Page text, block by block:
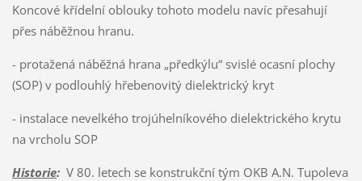
Koncové křídelní oblouky tohoto modelu navíc přesahují
přes náběžnou hranu.
- protažená náběžná hrana „předkýlu“ svislé ocasní plochy
(SOP) v podlouhlý hřebenovitý dielektrický kryt
- instalace nevelkého trojúhelníkového dielektrického krytu
na vrcholu SOP
Historie:V 80. letech se konstrukční tým OKB A.N. Tupoleva